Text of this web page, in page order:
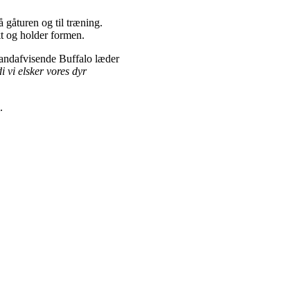
gåturen og til træning.
og holder formen.
Buffalo læder
vi elsker vores dyr